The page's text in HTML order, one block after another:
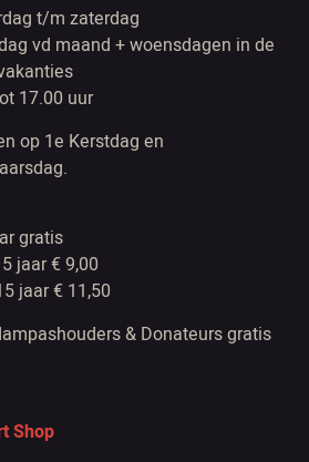
t/m zaterdag
vd maand + woensdagen in de
17.00 uur
op 1e Kerstdag en
gratis
jaar € 9,00
jaar € 11,50
& Donateurs gratis
Shop